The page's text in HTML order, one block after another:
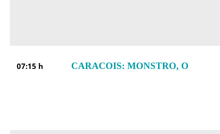
07:15 h CARACOIS: MONSTRO, O